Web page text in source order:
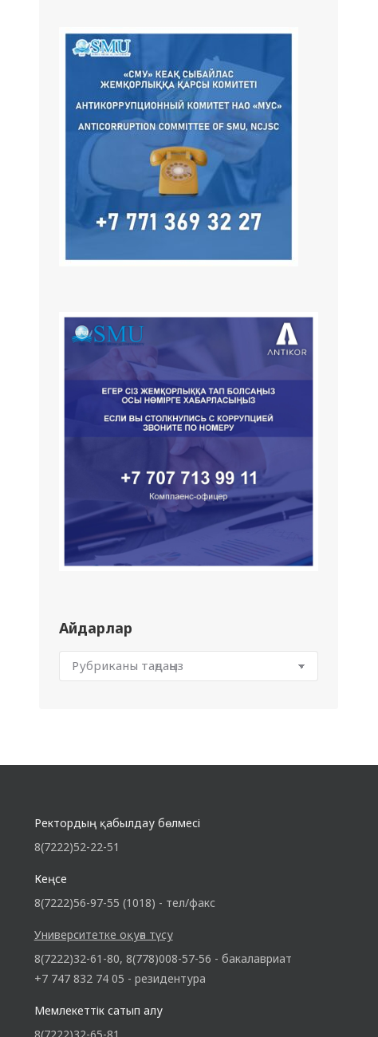
Айдарлар
Ректордың қабылдау бөлмесі
8(7222)52-22-51
Кеңсе
8(7222)56-97-55 (1018) - тел/факс
Университетке оқуға түсу
8(7222)32-61-80, 8(778)008-57-56 - бакалавриат
+7 747 832 74 05 - резидентура
Мемлекеттік сатып алу
8(7222)32-65-81